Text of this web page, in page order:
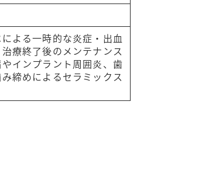
よる一時的な炎症・出血
療終了後のメンテナンス
インプラント周囲炎、歯
締めによるセラミックス